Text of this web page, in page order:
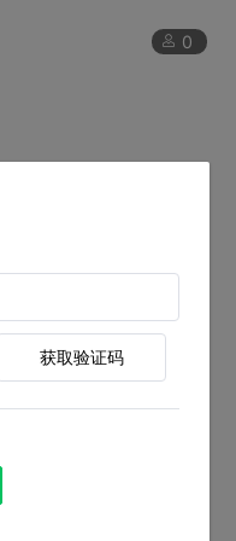
获取验证码
0